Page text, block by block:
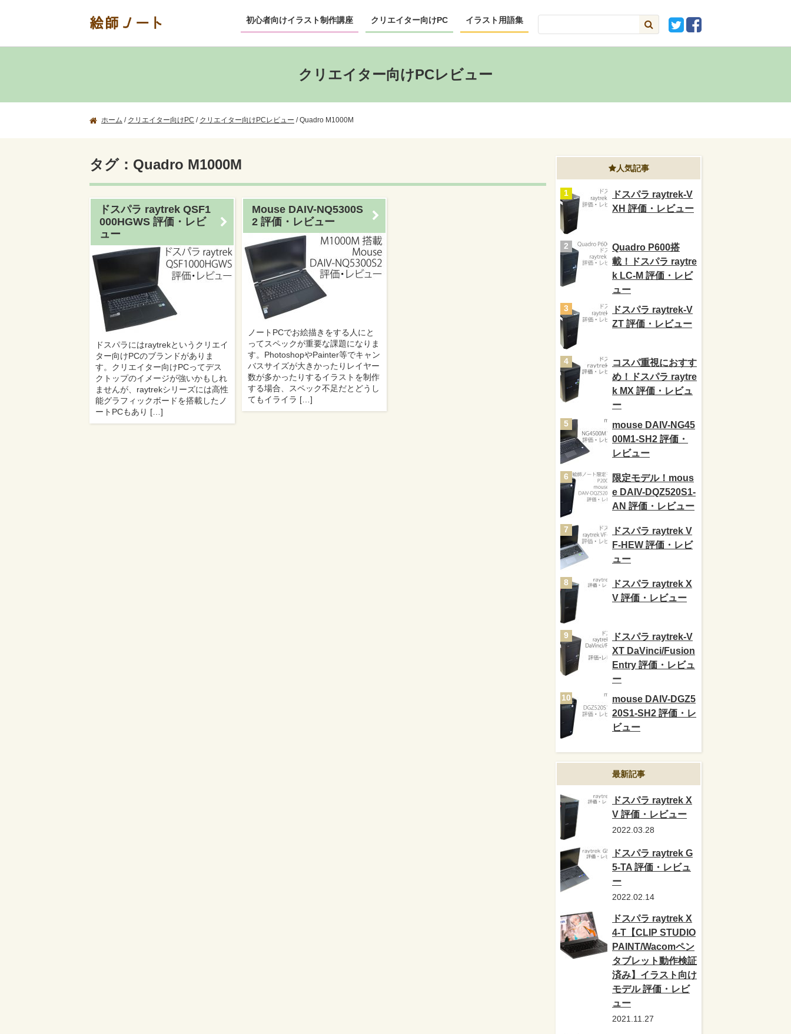
絵師ノート 初心者向けイラスト制作講座 クリエイター向けPC イラスト用語集
クリエイター向けPCレビュー
ホーム / クリエイター向けPC / クリエイター向けPCレビュー /Quadro M1000M
タグ：Quadro M1000M
ドスパラ raytrek QSF1
000HGWS 評価・レビ
ュー
ドスパラにはraytrekというクリエイ
ター向けPCのブランドがありま
す。クリエイター向けPCってデス
クトップのイメージが強いかもしれ
ませんが、raytrekシリーズには高性
能グラフィックボードを搭載したノ
ートPCもあり […]
Mouse DAIV-NQ5300S
2 評価・レビュー
ノートPCでお絵描きをする人にと
ってスペックが重要な課題になりま
す。PhotoshopやPainter等でキャン
バスサイズが大きかったりレイヤー
数が多かったりするイラストを制作
する場合、スペック不足だとどうし
てもイライラ […]
人気記事
ドスパラ raytrek-V
XH 評価・レビュー
Quadro P600搭
載！ドスパラ raytre
k LC-M 評価・レビ
ュー
ドスパラ raytrek-V
ZT 評価・レビュー
コスパ重視におすす
め！ドスパラ raytre
k MX 評価・レビュ
ー
mouse DAIV-NG45
00M1-SH2 評価・
レビュー
限定モデル！mous
e DAIV-DQZ520S1-
AN 評価・レビュー
ドスパラ raytrek V
F-HEW 評価・レビ
ュー
ドスパラ raytrek X
V 評価・レビュー
ドスパラ raytrek-V
XT DaVinci/Fusion
Entry 評価・レビュ
ー
mouse DAIV-DGZ5
20S1-SH2 評価・レ
ビュー
最新記事
ドスパラ raytrek X
V 評価・レビュー
2022.03.28
ドスパラ raytrek G
5-TA 評価・レビュ
ー
2022.02.14
ドスパラ raytrek X
4-T【CLIP STUDIO
PAINT/Wacomペン
タブレット動作検証
済み】イラスト向け
モデル 評価・レビ
ュー
2021.11.27